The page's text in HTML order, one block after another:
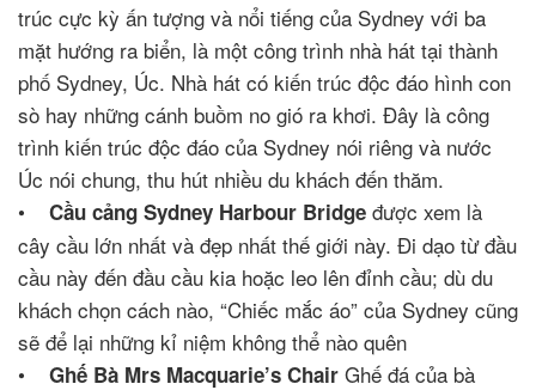
trúc cực kỳ ấn tượng và nổi tiếng của Sydney với ba
mặt hướng ra biển, là một công trình nhà hát tại thành
phố Sydney, Úc. Nhà hát có kiến trúc độc đáo hình con
sò hay những cánh buồm no gió ra khơi. Đây là công
trình kiến trúc độc đáo của Sydney nói riêng và nước
Úc nói chung, thu hút nhiều du khách đến thăm.
• Cầu cảng Sydney Harbour Bridge được xem là
cây cầu lớn nhất và đẹp nhất thế giới này. Đi dạo từ đầu
cầu này đến đầu cầu kia hoặc leo lên đỉnh cầu; dù du
khách chọn cách nào, “Chiếc mắc áo” của Sydney cũng
sẽ để lại những kỉ niệm không thể nào quên
• Ghế Bà Mrs Macquarie’s Chair Ghế đá của bà